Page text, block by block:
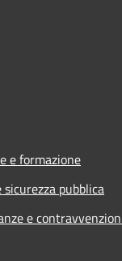
e formazione
sicurezza pubblica
e